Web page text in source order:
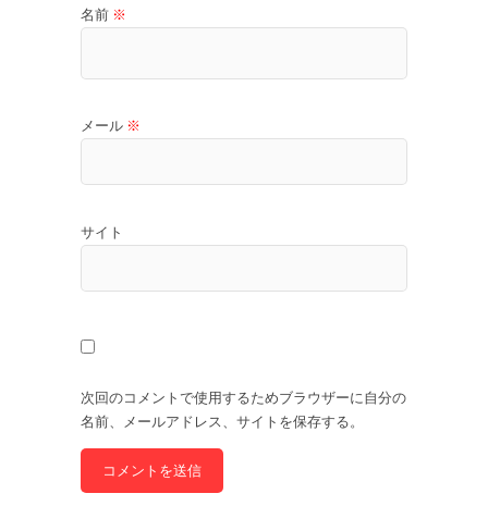
名前 ※
メール ※
サイト
次回のコメントで使用するためブラウザーに自分の
名前、メールアドレス、サイトを保存する。